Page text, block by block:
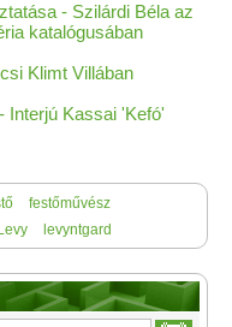
- Szilárdi Béla az
katalógusában
Klimt Villában
Interjú Kassai 'Kefó'
festőművész
Levy levyntgard